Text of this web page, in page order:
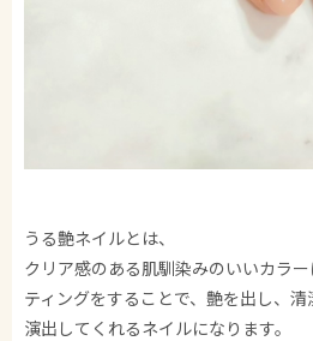
うる艶ネイルとは、
クリア感のある肌馴染みのいいカラ
ティングをすることで、艶を出し、
演出してくれるネイルになります。